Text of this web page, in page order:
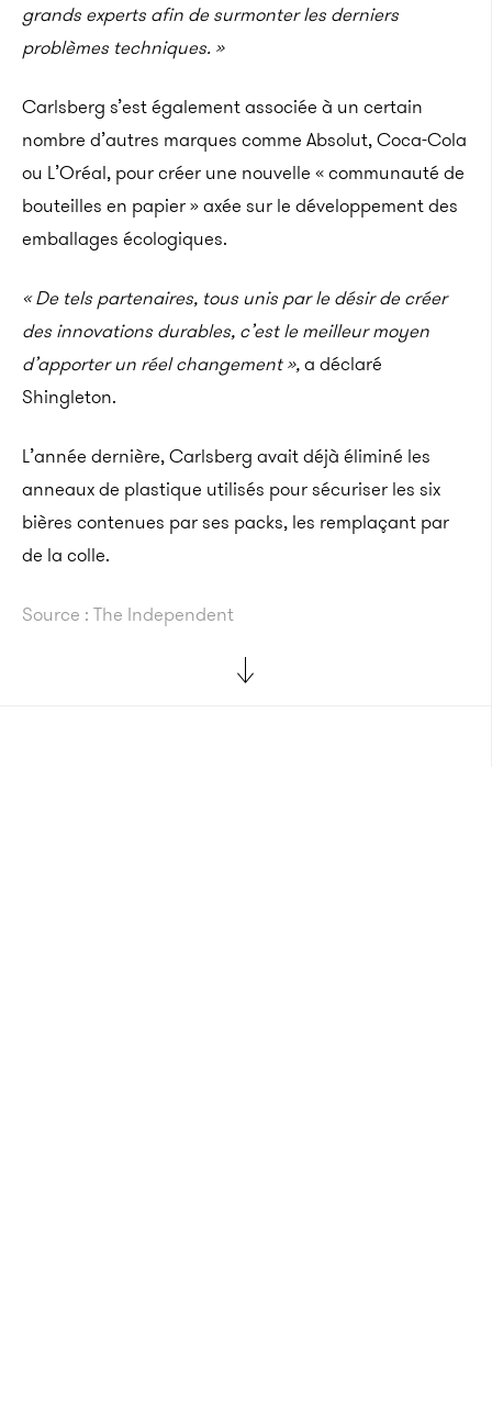
grands experts afin de surmonter les derniers
problèmes techniques. »
Carlsberg s’est également associée à un certain
nombre d’autres marques comme Absolut, Coca-Cola
ou L’Oréal, pour créer une nouvelle « communauté de
bouteilles en papier » axée sur le développement des
emballages écologiques.
« De tels partenaires, tous unis par le désir de créer
des innovations durables, c’est le meilleur moyen
d’apporter un réel changement »,a déclaré
Shingleton.
L’année dernière, Carlsberg avait déjà éliminé les
anneaux de plastique utilisés pour sécuriser les six
bières contenues par ses packs, les remplaçant par
de la colle.
Source : The Independent